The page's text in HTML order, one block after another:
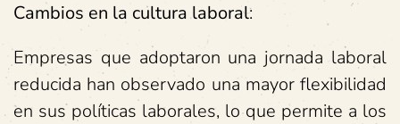
Cambios en la cultura laboral:
Empresas que adoptaron una jornada laboral
reducida han observado una mayor flexibilidad
en sus políticas laborales, lo que permite a los